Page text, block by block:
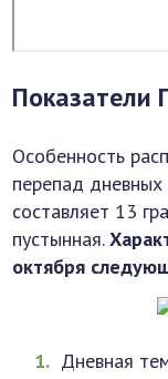
Показатели
Особенность
перепад
составляет 13
пустынная.
октября
Дневная